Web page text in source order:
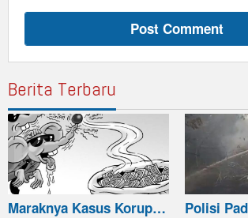
Berita Terbaru
Maraknya Kasus Korup… Polisi